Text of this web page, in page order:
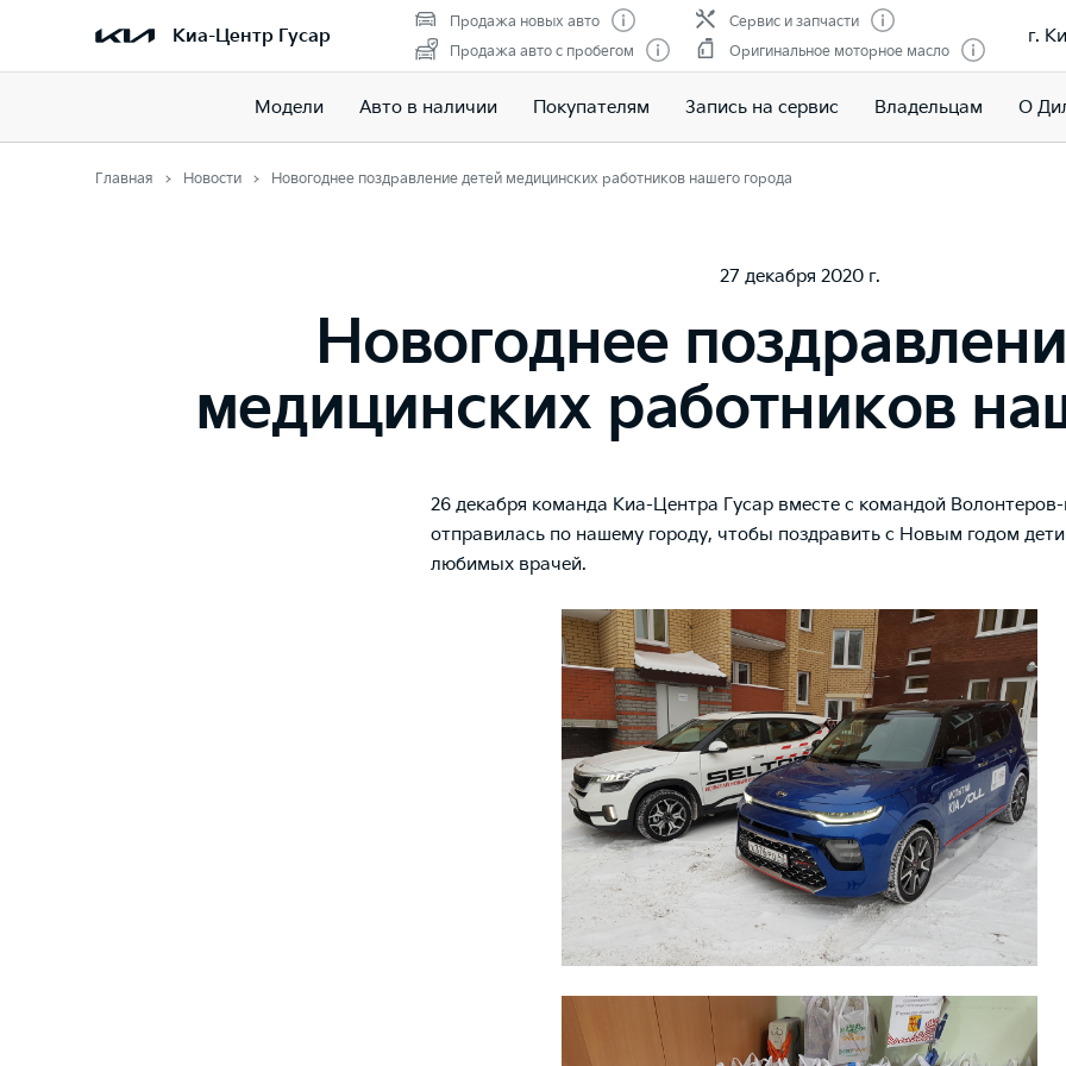
Киа-Центр Гусар
Продажа новых авто
Продажа авто с пробегом
Сервис и запчасти
Оригинальное моторное масло
г.
Модели Авто в наличии Покупателям Запись на сервис Владельцам О
Главная Новости Новогоднее поздравление детей медицинских работников нашего города
27 декабря 2020 г.
Новогоднее
медицинских работников
26 декабря команда Киа-Центра Гусар вместе с командой
отправилась по нашему городу, чтобы поздравить с Новым годом
любимых врачей.